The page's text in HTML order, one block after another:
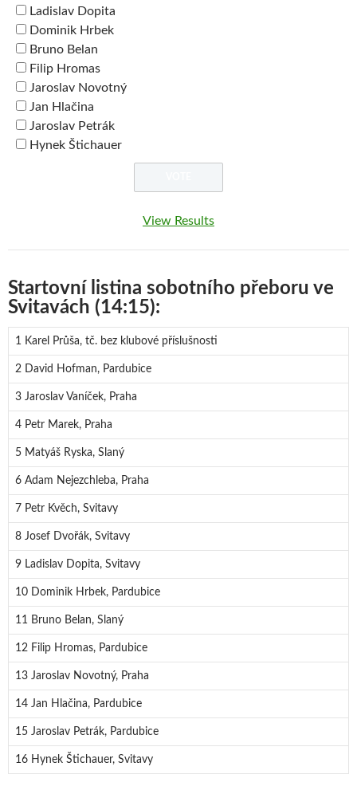
Ladislav Dopita
Dominik Hrbek
Bruno Belan
Filip Hromas
Jaroslav Novotný
Jan Hlačina
Jaroslav Petrák
Hynek Štichauer
View Results
Startovní listina sobotního přeboru ve
Svitavách (14:15):
1 Karel Průša, tč. bez klubové příslušnosti
2 David Hofman, Pardubice
3 Jaroslav Vaníček, Praha
4 Petr Marek, Praha
5 Matyáš Ryska, Slaný
6 Adam Nejezchleba, Praha
7 Petr Kvěch, Svitavy
8 Josef Dvořák, Svitavy
9 Ladislav Dopita, Svitavy
10 Dominik Hrbek, Pardubice
11 Bruno Belan, Slaný
12 Filip Hromas, Pardubice
13 Jaroslav Novotný, Praha
14 Jan Hlačina, Pardubice
15 Jaroslav Petrák, Pardubice
16 Hynek Štichauer, Svitavy